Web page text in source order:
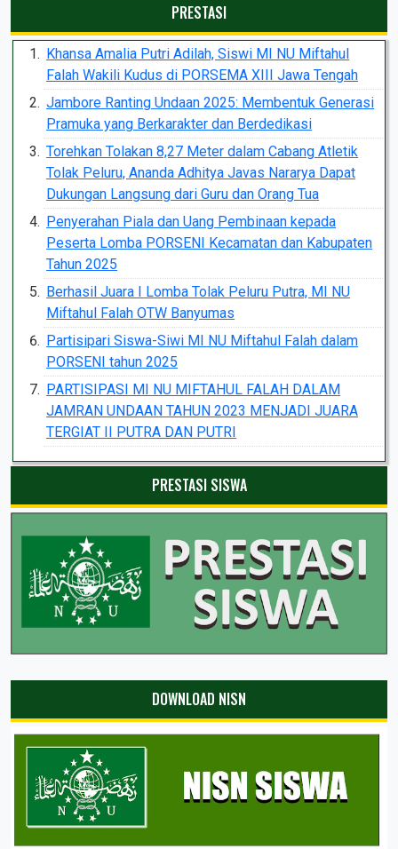
PRESTASI
Khansa Amalia Putri Adilah, Siswi MI NU Miftahul
Falah Wakili Kudus di PORSEMA XIII Jawa Tengah
Jambore Ranting Undaan 2025: Membentuk Generasi
Pramuka yang Berkarakter dan Berdedikasi
Torehkan Tolakan 8,27 Meter dalam Cabang Atletik
Tolak Peluru, Ananda Adhitya Javas Nararya Dapat
Dukungan Langsung dari Guru dan Orang Tua
Penyerahan Piala dan Uang Pembinaan kepada
Peserta Lomba PORSENI Kecamatan dan Kabupaten
Tahun 2025
Berhasil Juara I Lomba Tolak Peluru Putra, MI NU
Miftahul Falah OTW Banyumas
Partisipari Siswa-Siwi MI NU Miftahul Falah dalam
PORSENI tahun 2025
PARTISIPASI MI NU MIFTAHUL FALAH DALAM
JAMRAN UNDAAN TAHUN 2023 MENJADI JUARA
TERGIAT II PUTRA DAN PUTRI
PRESTASI SISWA
DOWNLOAD NISN